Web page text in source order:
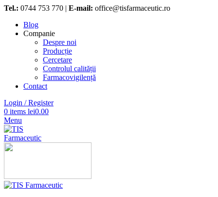
Tel.: 0744 753 770 | E-mail: office@tisfarmaceutic.ro
Blog
Companie
Despre noi
Producție
Cercetare
Controlul calității
Farmacovigilență
Contact
Login / Register
0 items lei0.00
Menu